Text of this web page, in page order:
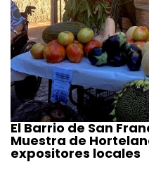
El Barrio de San
Muestra de
expositores locales